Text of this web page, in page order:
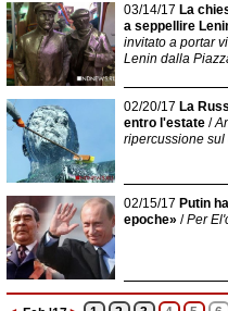
03/14/17 La
a seppellire
invitato a portar
Lenin dalla
02/20/17 La
entro l'estate /
ripercussione
02/15/17 Putin
epoche» /Per